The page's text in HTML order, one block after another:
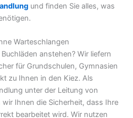
und finden Sie alles, was
Warteschlangen
anstehen? Wir liefern
für Grundschulen, Gymnasien
zu Ihnen in den Kiez. Als
unter der Leitung von
wir Ihnen die Sicherheit, dass Ihre
bearbeitet wird. Wir nutzen